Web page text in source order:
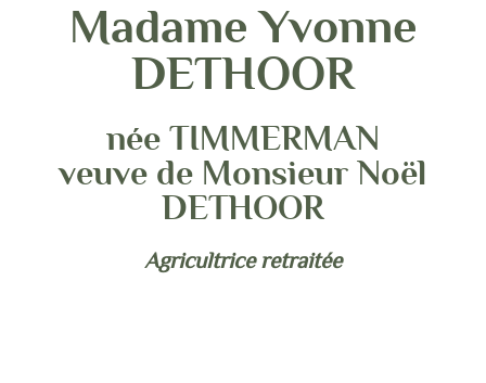
Madame Yvonne
DETHOOR
née TIMMERMAN
veuve de Monsieur Noël
DETHOOR
Agricultrice retraitée